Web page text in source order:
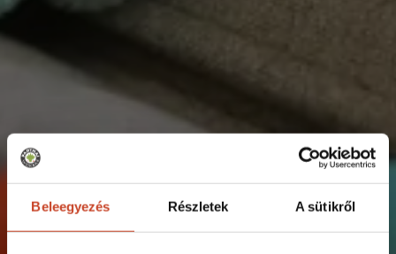
Beleegyezés Részletek A sütikről